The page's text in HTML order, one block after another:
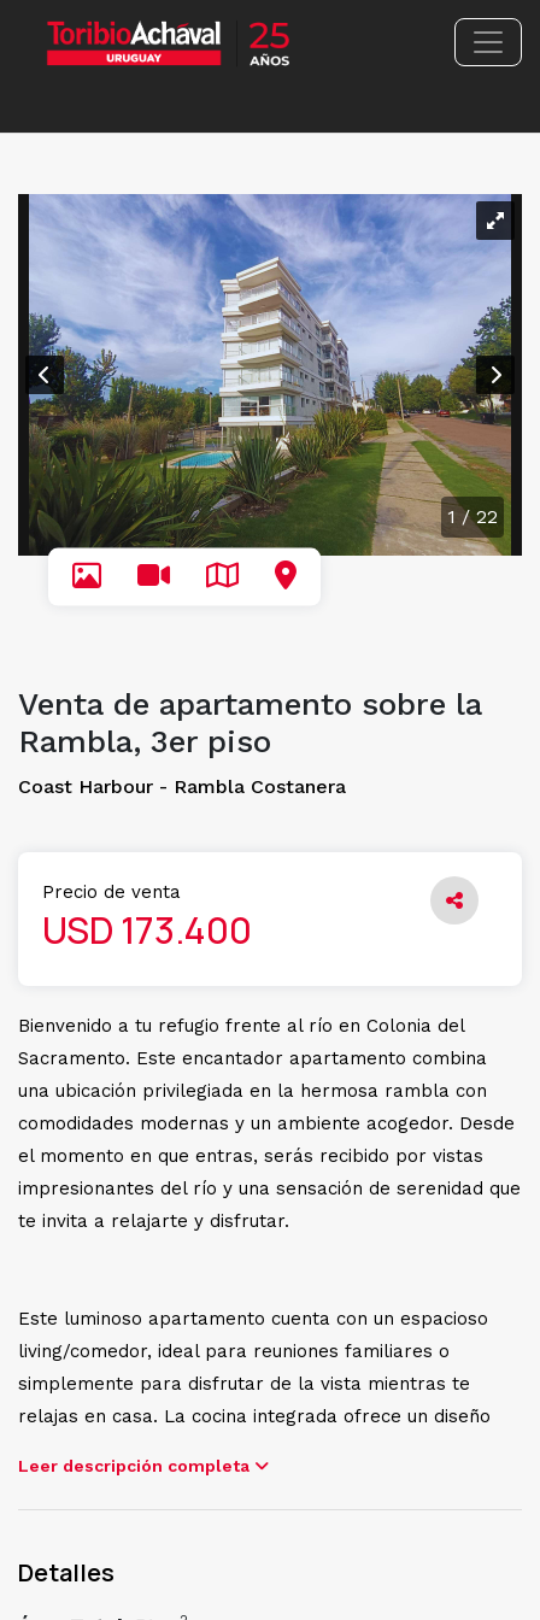
1 / 22
Venta de apartamento sobre la
Rambla, 3er piso
Coast Harbour - Rambla Costanera
Precio de venta
USD 173.400
Bienvenido a tu refugio frente al río en Colonia del
Sacramento. Este encantador apartamento combina
una ubicación privilegiada en la hermosa rambla con
comodidades modernas y un ambiente acogedor. Desde
el momento en que entras, serás recibido por vistas
impresionantes del río y una sensación de serenidad que
te invita a relajarte y disfrutar.
Este luminoso apartamento cuenta con un espacioso
living/comedor, ideal para reuniones familiares o
simplemente para disfrutar de la vista mientras te
relajas en casa. La cocina integrada ofrece un diseño
para preparar deliciosas comidas mientras disfrutas de
la brisa marina.
El dormitorio principal ofrece un refugio tranquilo con
vistas al río, creando el escenario perfecto para
Leer descripción completa
Detalles